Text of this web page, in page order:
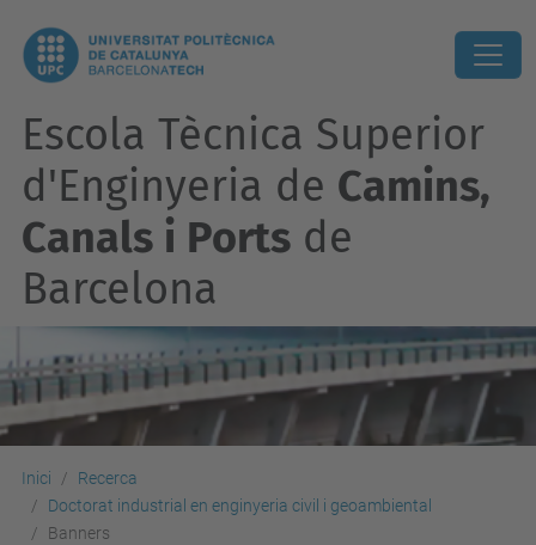
Escola Tècnica Superior
d'Enginyeria de Camins,
Canals i Ports de
Barcelona
Inici
Recerca
Doctorat industrial en enginyeria civil i geoambiental
Banners